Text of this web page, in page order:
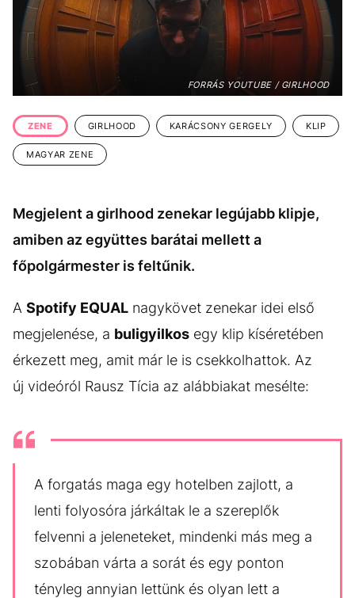
KÖZÉLET UTAZÁS
ÉLETMÓD DESIGN
BESZÉLGETÉSEK
GASZTRO
FORRÁS YOUTUBE / GIRLHOOD
ZENE GIRLHOOD KARÁCSONY GERGELY KLIP
MAGYAR ZENE
Megjelent a girlhood zenekar legújabb klipje,
amiben az együttes barátai mellett a
főpolgármester is feltűnik.
A Spotify EQUAL nagykövet zenekar idei első
megjelenése, a buligyilkos egy klip kíséretében
érkezett meg, amit már le is csekkolhattok. Az
új videóról Rausz Tícia az alábbiakat mesélte:
A forgatás maga egy hotelben zajlott, a
lenti folyosóra járkáltak le a szereplők
felvenni a jeleneteket, mindenki más meg a
szobában várta a sorát és egy ponton
tényleg annyian lettünk és olyan lett a